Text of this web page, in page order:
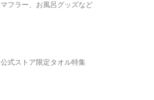
マフラー、お風呂グッズなど
公式ストア限定タオル特集